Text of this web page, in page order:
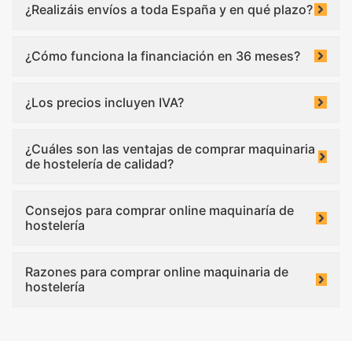
¿Realizáis envíos a toda España y en qué plazo?
¿Cómo funciona la financiación en 36 meses?
¿Los precios incluyen IVA?
¿Cuáles son las ventajas de comprar maquinaria
de hostelería de calidad?
Consejos para comprar online maquinaría de
hostelería
Razones para comprar online maquinaria de
hostelería